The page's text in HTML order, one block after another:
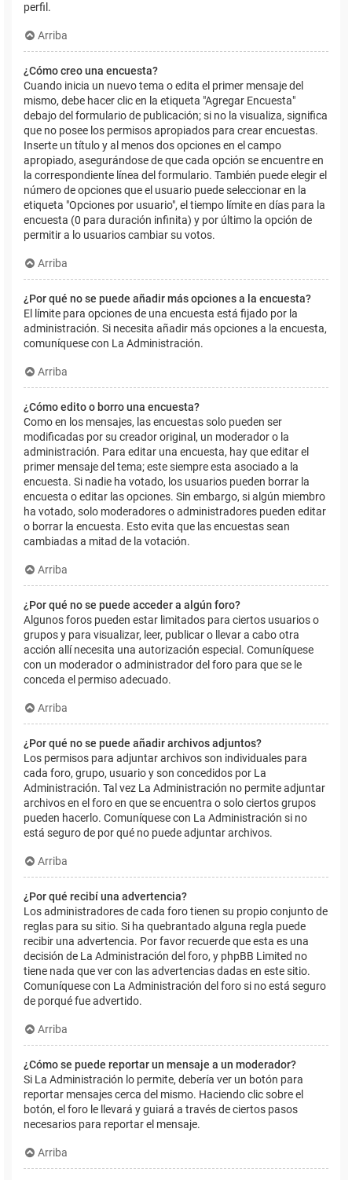
perfil.
Arriba
¿Cómo creo una encuesta?
Cuando inicia un nuevo tema o edita el primer mensaje del
mismo, debe hacer clic en la etiqueta "Agregar Encuesta"
debajo del formulario de publicación; si no la visualiza, significa
que no posee los permisos apropiados para crear encuestas.
Inserte un título y al menos dos opciones en el campo
apropiado, asegurándose de que cada opción se encuentre en
la correspondiente línea del formulario. También puede elegir el
número de opciones que el usuario puede seleccionar en la
etiqueta "Opciones por usuario", el tiempo límite en días para la
encuesta (0 para duración infinita) y por último la opción de
permitir a lo usuarios cambiar su votos.
Arriba
¿Por qué no se puede añadir más opciones a la encuesta?
El límite para opciones de una encuesta está fijado por la
administración. Si necesita añadir más opciones a la encuesta,
comuníquese con La Administración.
Arriba
¿Cómo edito o borro una encuesta?
Como en los mensajes, las encuestas solo pueden ser
modificadas por su creador original, un moderador o la
administración. Para editar una encuesta, hay que editar el
primer mensaje del tema; este siempre esta asociado a la
encuesta. Si nadie ha votado, los usuarios pueden borrar la
encuesta o editar las opciones. Sin embargo, si algún miembro
ha votado, solo moderadores o administradores pueden editar
o borrar la encuesta. Esto evita que las encuestas sean
cambiadas a mitad de la votación.
Arriba
¿Por qué no se puede acceder a algún foro?
Algunos foros pueden estar limitados para ciertos usuarios o
grupos y para visualizar, leer, publicar o llevar a cabo otra
acción allí necesita una autorización especial. Comuníquese
con un moderador o administrador del foro para que se le
conceda el permiso adecuado.
Arriba
¿Por qué no se puede añadir archivos adjuntos?
Los permisos para adjuntar archivos son individuales para
cada foro, grupo, usuario y son concedidos por La
Administración. Tal vez La Administración no permite adjuntar
archivos en el foro en que se encuentra o solo ciertos grupos
pueden hacerlo. Comuníquese con La Administración si no
está seguro de por qué no puede adjuntar archivos.
Arriba
¿Por qué recibí una advertencia?
Los administradores de cada foro tienen su propio conjunto de
reglas para su sitio. Si ha quebrantado alguna regla puede
recibir una advertencia. Por favor recuerde que esta es una
decisión de La Administración del foro, y phpBB Limited no
tiene nada que ver con las advertencias dadas en este sitio.
Comuníquese con La Administración del foro si no está seguro
de porqué fue advertido.
Arriba
¿Cómo se puede reportar un mensaje a un moderador?
Si La Administración lo permite, debería ver un botón para
reportar mensajes cerca del mismo. Haciendo clic sobre el
botón, el foro le llevará y guiará a través de ciertos pasos
necesarios para reportar el mensaje.
Arriba